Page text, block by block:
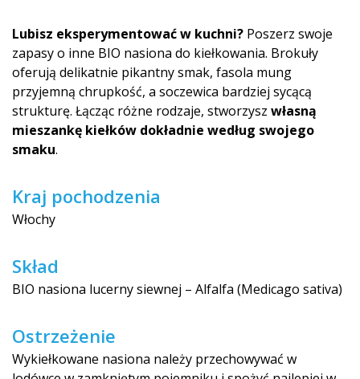
Lubisz eksperymentować w kuchni? Poszerz swoje
zapasy o inne BIO nasiona do kiełkowania. Brokuły
oferują delikatnie pikantny smak, fasola mung
przyjemną chrupkość, a soczewica bardziej sycącą
strukturę. Łącząc różne rodzaje, stworzysz własną
mieszankę kiełków dokładnie według swojego
smaku.
Kraj pochodzenia
Włochy
Skład
BIO nasiona lucerny siewnej – Alfalfa (Medicago sativa)
Ostrzeżenie
Wykiełkowane nasiona należy przechowywać w